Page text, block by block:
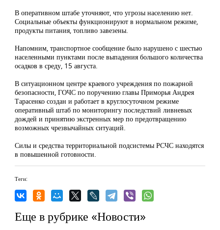
В оперативном штабе уточняют, что угрозы населению нет.
Социальные объекты функционируют в нормальном режиме,
продукты питания, топливо завезены.
Напомним, транспортное сообщение было нарушено с шестью
населенными пунктами после выпадения большого количества
осадков в среду, 15 августа.
В ситуационном центре краевого учреждения по пожарной
безопасности, ГОЧС по поручению главы Приморья Андрея
Тарасенко создан и работает в круглосуточном режиме
оперативный штаб по мониторингу последствий ливневых
дождей и принятию экстренных мер по предотвращению
возможных чрезвычайных ситуаций.
Силы и средства территориальной подсистемы РСЧС находятся
в повышенной готовности.
Теги:
Еще в рубрике «Новости»